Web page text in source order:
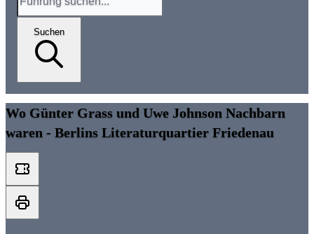
Suchen
Wo Günter Grass und Uwe Johnson Nachbarn
waren - Berlins Literaturquartier Friedenau